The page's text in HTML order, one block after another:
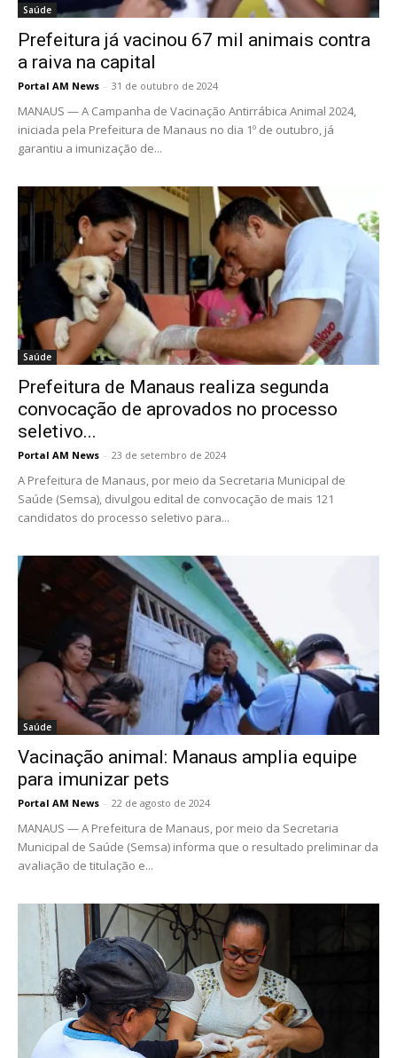
Saúde
Prefeitura já vacinou 67 mil animais contra
a raiva na capital
Portal AM News - 31 de outubro de 2024
MANAUS — A Campanha de Vacinação Antirrábica Animal 2024,
iniciada pela Prefeitura de Manaus no dia 1º de outubro, já
garantiu a imunização de...
Saúde
Prefeitura de Manaus realiza segunda
convocação de aprovados no processo
seletivo...
Portal AM News - 23 de setembro de 2024
A Prefeitura de Manaus, por meio da Secretaria Municipal de
Saúde (Semsa), divulgou edital de convocação de mais 121
candidatos do processo seletivo para...
Saúde
Vacinação animal: Manaus amplia equipe
para imunizar pets
Portal AM News - 22 de agosto de 2024
MANAUS — A Prefeitura de Manaus, por meio da Secretaria
Municipal de Saúde (Semsa) informa que o resultado preliminar da
avaliação de titulação e...